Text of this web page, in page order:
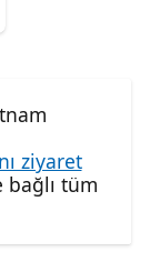
ziyaret
bağlı tüm